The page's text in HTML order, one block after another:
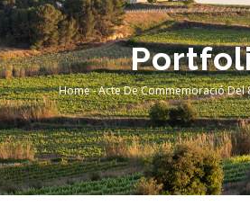
Breadcrumb
Home-Acte De Commemoració Del